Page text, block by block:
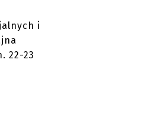
i
22-23